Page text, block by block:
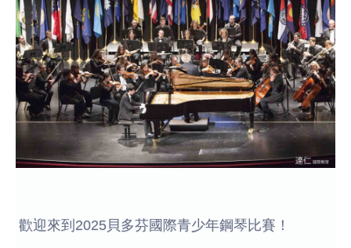
歡迎來到2025貝多芬國際青少年鋼琴比賽！